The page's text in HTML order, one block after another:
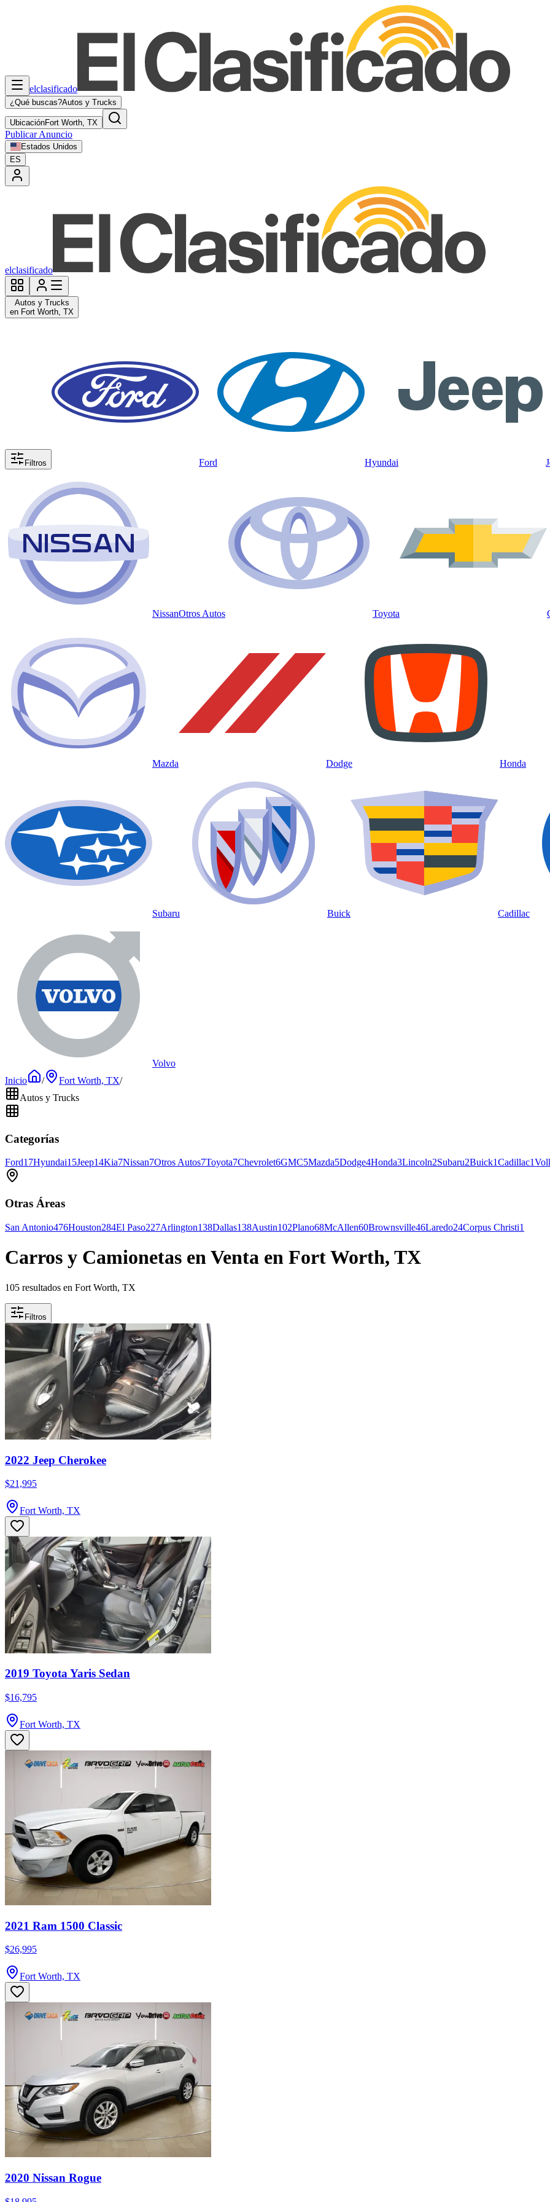
elclasificado
¿Qué buscas?Autos y Trucks
UbicaciónFort Worth, TX
Publicar Anuncio
Estados Unidos
ES
elclasificado
Autos y Trucks
en Fort Worth, TX
Filtros Ford Hyundai
NissanOtros Autos Toyota
Mazda Dodge Honda
Subaru Buick Cadillac
Volvo
Inicio
/ Fort Worth, TX/
Autos y Trucks
Categorías
Ford17Hyundai15Jeep14Kia7Nissan7Otros Autos7Toyota7Chevrolet6GMC5Mazda5Dodge4Honda3Lincoln2Subaru2Buick1Cadillac1
Otras Áreas
San Antonio476Houston284El Paso227Arlington138Dallas138Austin102Plano68McAllen60Brownsville46Laredo24Corpus Christi1
Carros y Camionetas en Venta en Fort Worth, TX
105 resultados en Fort Worth, TX
Filtros
2022 Jeep Cherokee
$21,995
Fort Worth, TX
2019 Toyota Yaris Sedan
$16,795
Fort Worth, TX
2021 Ram 1500 Classic
$26,995
Fort Worth, TX
2020 Nissan Rogue